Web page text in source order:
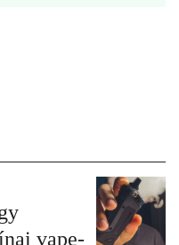
vape-